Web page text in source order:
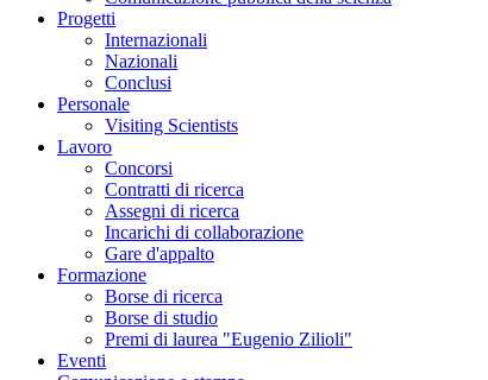
Progetti
Internazionali
Nazionali
Conclusi
Personale
Visiting Scientists
Lavoro
Concorsi
Contratti di ricerca
Assegni di ricerca
Incarichi di collaborazione
Gare d'appalto
Formazione
Borse di ricerca
Borse di studio
Premi di laurea "Eugenio Zilioli"
Eventi